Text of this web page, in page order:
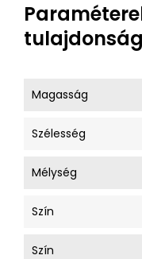
Magasság
Szélesség
Mélység
Szín
Szín